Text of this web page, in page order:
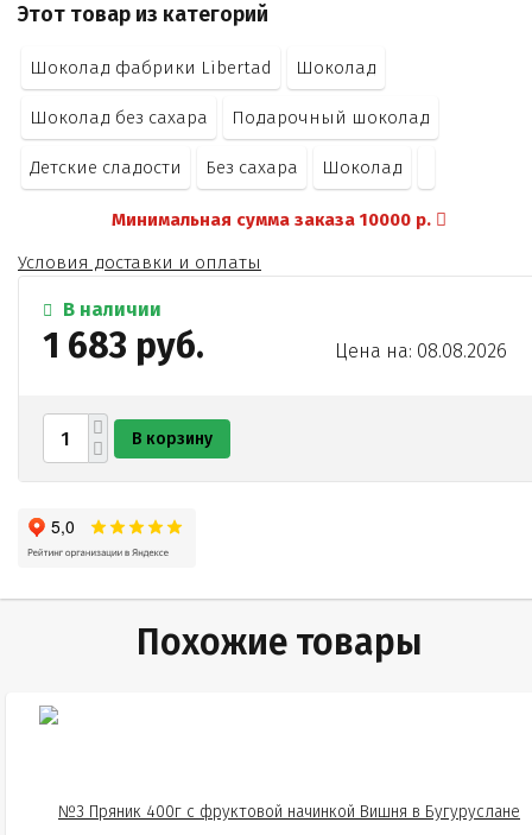
Этот товар из категорий
Шоколад фабрики Libertad Шоколад
Шоколад без сахара Подарочный шоколад
Детские сладости Без сахара Шоколад
Минимальная сумма заказа 10000 р.
Условия доставки и оплаты
В наличии
1 683 руб. Цена на: 08.08.2026
В корзину
Похожие товары